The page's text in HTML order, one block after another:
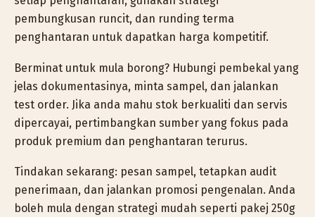
pembungkusan runcit, dan runding terma
penghantaran untuk dapatkan harga kompetitif.
Berminat untuk mula borong? Hubungi pembekal yang
jelas dokumentasinya, minta sampel, dan jalankan
test order. Jika anda mahu stok berkualiti dan servis
dipercayai, pertimbangkan sumber yang fokus pada
produk premium dan penghantaran terurus.
Tindakan sekarang: pesan sampel, tetapkan audit
penerimaan, dan jalankan promosi pengenalan. Anda
boleh mula dengan strategi mudah seperti pakej 250g